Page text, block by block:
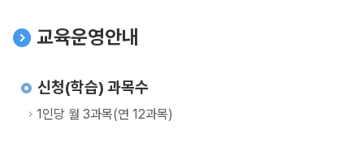
교육운영안내
신청(학습) 과목수
1인당 월 3과목(연 12과목)